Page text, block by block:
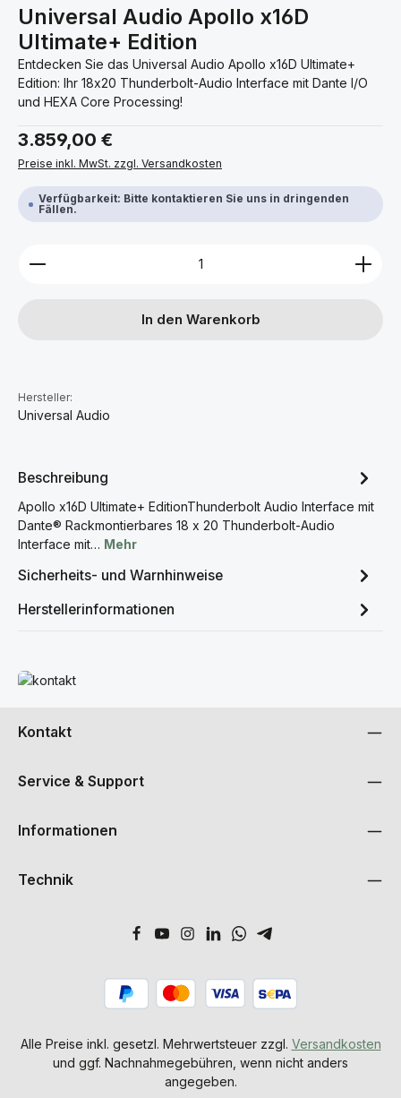
Universal Audio Apollo x16D
Ultimate+ Edition
Entdecken Sie das Universal Audio Apollo x16D Ultimate+
Edition: Ihr 18x20 Thunderbolt-Audio Interface mit Dante I/O
und HEXA Core Processing!
Regulärer Preis:
3.859,00 €
Preise inkl. MwSt. zzgl. Versandkosten
Verfügbarkeit: Bitte kontaktieren Sie uns in dringenden
Fällen.
Produkt Anzahl: Gib den gewünschten Wert ein
In den Warenkorb
Hersteller:
Universal Audio
Beschreibung
Apollo x16D Ultimate+ EditionThunderbolt Audio Interface mit
Dante® Rackmontierbares 18 x 20 Thunderbolt-Audio
Interface mit… Mehr
Sicherheits- und Warnhinweise
Herstellerinformationen
Mehr erfahren
Kontakt
Service & Support
Informationen
Technik
Alle Preise inkl. gesetzl. Mehrwertsteuer zzgl. Versandkosten
und ggf. Nachnahmegebühren, wenn nicht anders
angegeben.